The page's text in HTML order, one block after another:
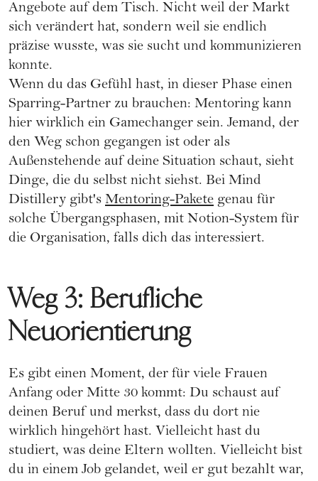
Angebote auf dem Tisch. Nicht weil der Markt
sich verändert hat, sondern weil sie endlich
präzise wusste, was sie sucht und kommunizieren
konnte.
Wenn du das Gefühl hast, in dieser Phase einen
Sparring-Partner zu brauchen: Mentoring kann
hier wirklich ein Gamechanger sein. Jemand, der
den Weg schon gegangen ist oder als
Außenstehende auf deine Situation schaut, sieht
Dinge, die du selbst nicht siehst. Bei Mind
Distillery gibt's Mentoring-Pakete genau für
solche Übergangsphasen, mit Notion-System für
die Organisation, falls dich das interessiert.
Weg 3: Berufliche
Neuorientierung
Es gibt einen Moment, der für viele Frauen
Anfang oder Mitte 30 kommt: Du schaust auf
deinen Beruf und merkst, dass du dort nie
wirklich hingehört hast. Vielleicht hast du
studiert, was deine Eltern wollten. Vielleicht bist
du in einem Job gelandet, weil er gut bezahlt war,